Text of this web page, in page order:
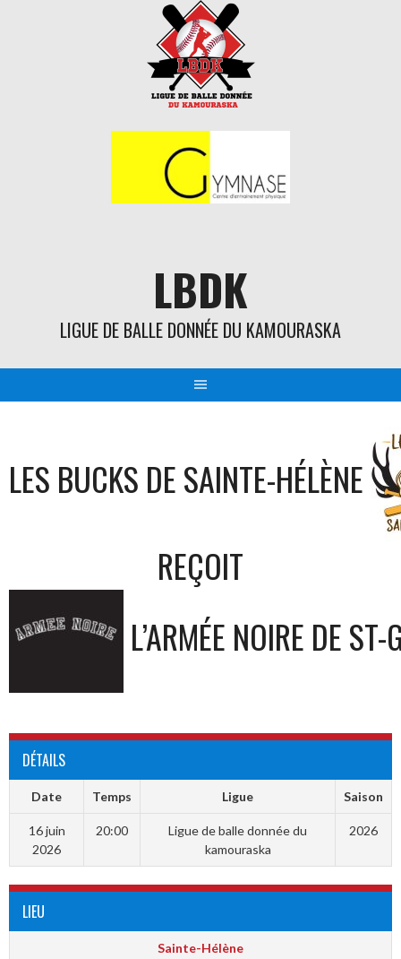
LBDK
LIGUE DE BALLE DONNÉE DU KAMOURASKA
LES BUCKS DE SAINTE-HÉLÈNE
REÇOIT
L’ARMÉE NOIRE DE ST-
DÉTAILS
Date Temps Ligue Saison
16 juin
2026
20:00
Ligue de balle donnée du
kamouraska
2026
LIEU
Sainte-Hélène